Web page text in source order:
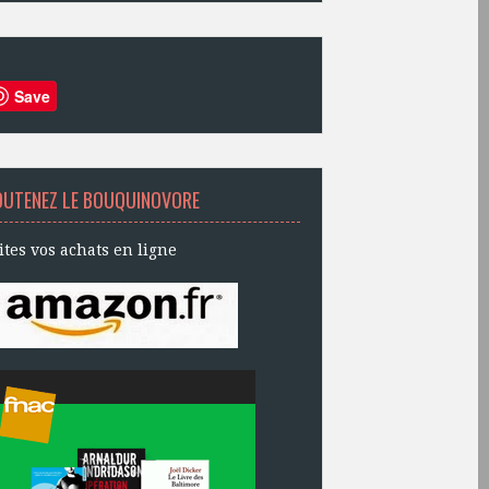
Save
LE BOUQUINOVORE
vos achats en ligne